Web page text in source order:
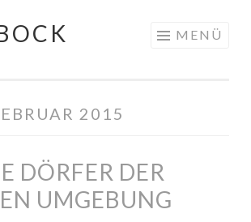
MENÜ
2015
DÖRFER DER
UMGEBUNG